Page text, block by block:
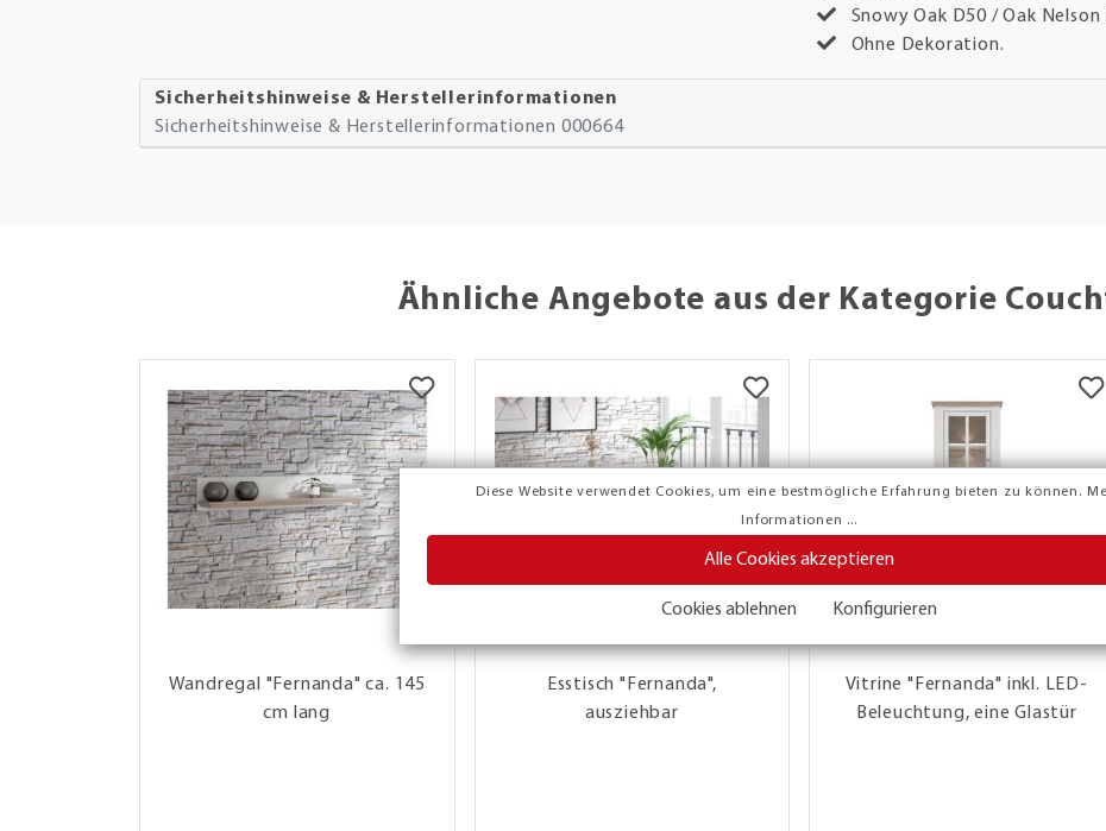
Diese Website verwendet Cookies, um eine bestmögliche Erfahrung bieten zu können.
Informationen ...
Alle Cookies akzeptieren
Cookies ablehnen Konfigurieren
Snowy Oak D50 / Oak Nelson
Ohne Dekoration.
Sicherheitshinweise & Herstellerinformationen
Sicherheitshinweise & Herstellerinformationen 000664
Ähnliche Angebote aus der Kategorie
Wandregal "Fernanda" ca. 145
cm lang
Esstisch "Fernanda",
ausziehbar
Vitrine "Fernanda" inkl. LED-
Beleuchtung, eine Glastür